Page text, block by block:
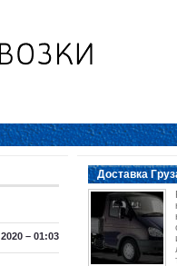
– 01:03
Доставка